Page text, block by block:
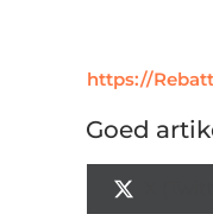
https://
Goed